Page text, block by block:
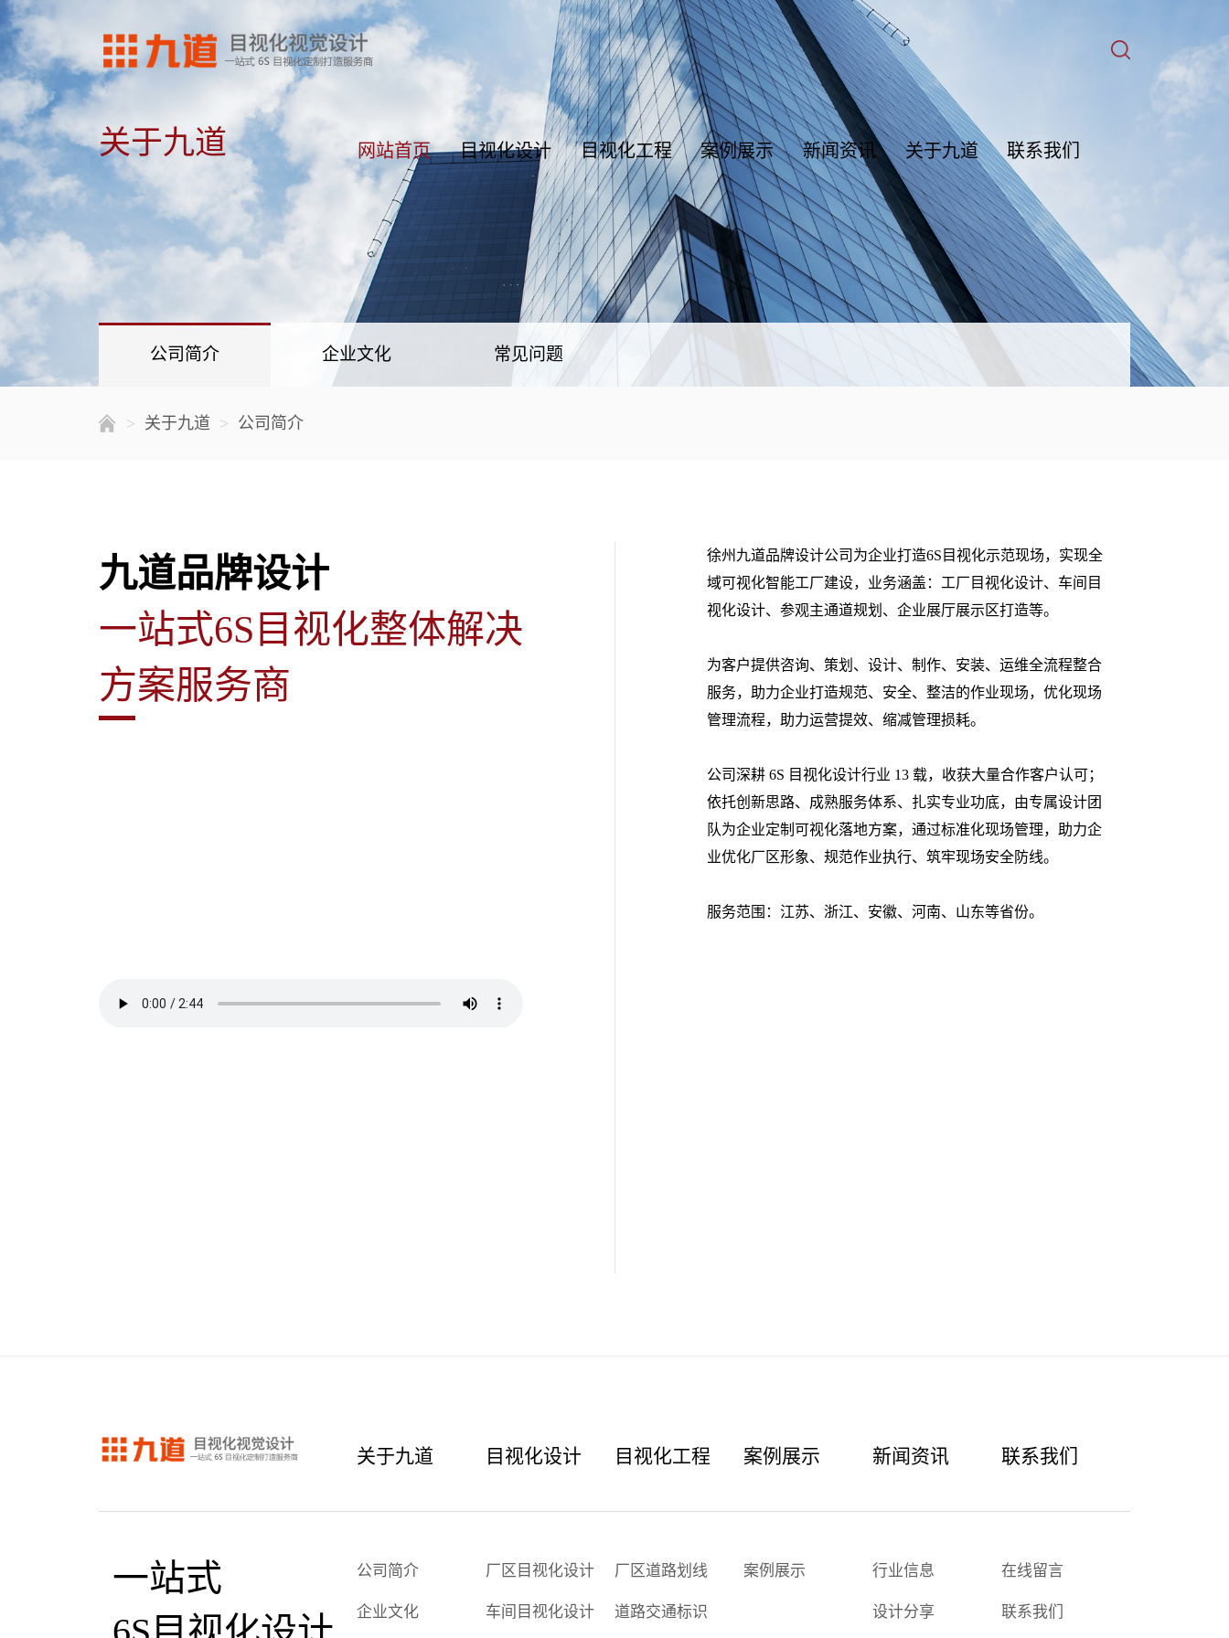
网站首页 目视化设计 目视化工程 案例展示 新闻资讯 关于九道 联系我们
关于九道
公司简介 企业文化 常见问题
> 关于九道 > 公司简介
九道品牌设计
一站式6S目视化整体解决
方案服务商
徐州九道品牌设计公司为企业打造6S目视化示范现场，实现全
域可视化智能工厂建设，业务涵盖：工厂目视化设计、车间目
视化设计、参观主通道规划、企业展厅展示区打造等。
为客户提供咨询、策划、设计、制作、安装、运维全流程整合
服务，助力企业打造规范、安全、整洁的作业现场，优化现场
管理流程，助力运营提效、缩减管理损耗。
公司深耕 6S 目视化设计行业 13 载，收获大量合作客户认可；
依托创新思路、成熟服务体系、扎实专业功底，由专属设计团
队为企业定制可视化落地方案，通过标准化现场管理，助力企
业优化厂区形象、规范作业执行、筑牢现场安全防线。
服务范围：江苏、浙江、安徽、河南、山东等省份。
关于九道 目视化设计 目视化工程 案例展示 新闻资讯 联系我们
一站式
公司简介
企业文化
厂区目视化设计
车间目视化设计
厂区道路划线
道路交通标识
案例展示 行业信息
设计分享
在线留言
联系我们